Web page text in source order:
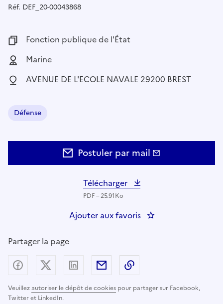
Réf. Référence :
DEF_20-00043868
Fonction publique :
Fonction publique de l'État
Employeur :
Marine
Localisation :
AVENUE DE L'ECOLE NAVALE 29200 BREST
Domaine :
Défense
Postuler par mail
Télécharger
PDF – 25.91Ko
Ajouter aux favoris : AGENT DE
Partager la page
Veuillezautoriser le dépôt de cookies pour partager sur Facebook,
Twitter et LinkedIn.
Partager sur Facebook
Partager sur X (anciennement Twitter) -
Partager sur LinkedIn
Partager par email